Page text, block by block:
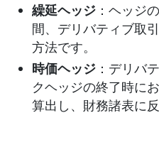
繰延ヘッジ：ヘッジ
間、デリバティブ取
方法です。
時価ヘッジ：デリバ
クヘッジの終了時に
算出し、財務諸表に反